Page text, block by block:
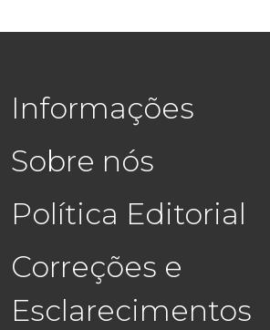
Informações
Sobre nós
Política Editorial
Correções e
Esclarecimentos